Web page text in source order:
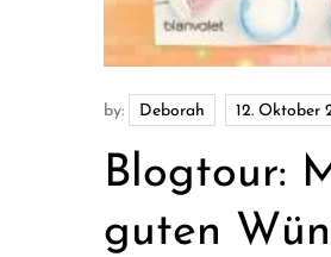
by: Deborah
Blogtour:
guten